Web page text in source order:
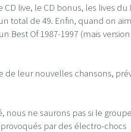
live, le CD bonus, les lives du
total de 49. Enfin, quand on
Best Of 1987-1997 (mais version
de leur nouvelles chansons,
ne saurons pas si le
par des électro-chocs